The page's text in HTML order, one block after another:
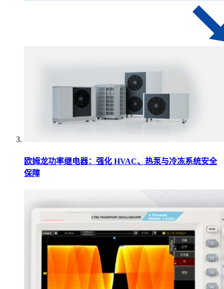
欧姆龙功率继电器：强化 HVAC、热泵与冷冻系统安全
保障